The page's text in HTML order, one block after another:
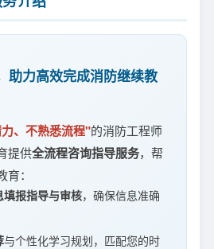
助力高效完成消防继续教
、不熟悉流程"的消防工程师
提供全流程咨询指导服务，帮
：
填报指导与审核，确保信息准确
与个性化学习规划，匹配您的时